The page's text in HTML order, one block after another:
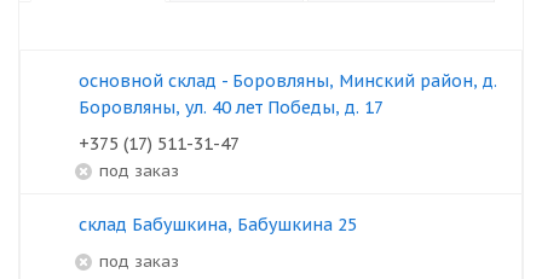
основной склад - Боровляны, Минский район, д.
Боровляны, ул. 40 лет Победы, д. 17
+375 (17) 511-31-47
под заказ
склад Бабушкина, Бабушкина 25
под заказ